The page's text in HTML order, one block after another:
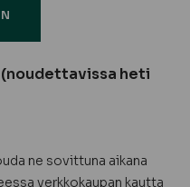
heti
ne sovittuna aikana
verkkokaupan kautta